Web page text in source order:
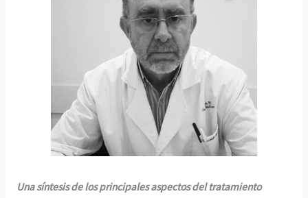
Una síntesis de los principales aspectos del tratamiento